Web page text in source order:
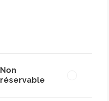
Non
réservable